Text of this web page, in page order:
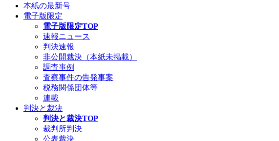
本紙の最新号
電子版限定
電子版限定TOP
速報ニュース
判決速報
非公開裁決（本紙未掲載）
調査事例
査察事件の告発事案
税務関係団体等
連載
判決と裁決
判決と裁決TOP
裁判所判決
公表裁決